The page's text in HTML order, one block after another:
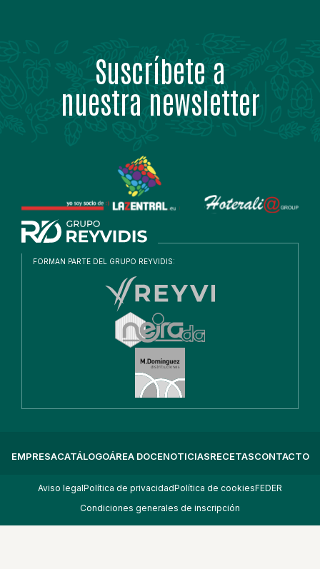
Suscríbete a
nuestra newsletter
FORMAN PARTE DEL GRUPO REYVIDIS:
EMPRESACATÁLOGOÁREA DOCENOTICIASRECETASCONTACTO
Aviso legalPolítica de privacidadPolítica de cookiesFEDER
Condiciones generales de inscripción